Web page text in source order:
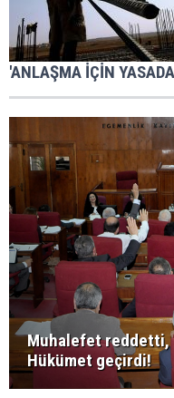
'ANLAŞMA İÇİN
Muhalefet reddetti,
Hükümet geçirdi!